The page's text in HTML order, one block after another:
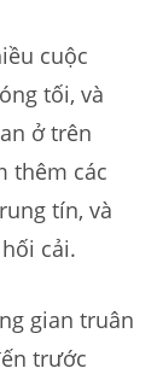
cuộc
tối, và
ở trên
thêm các
tín, và
cải.
gian truân
trước